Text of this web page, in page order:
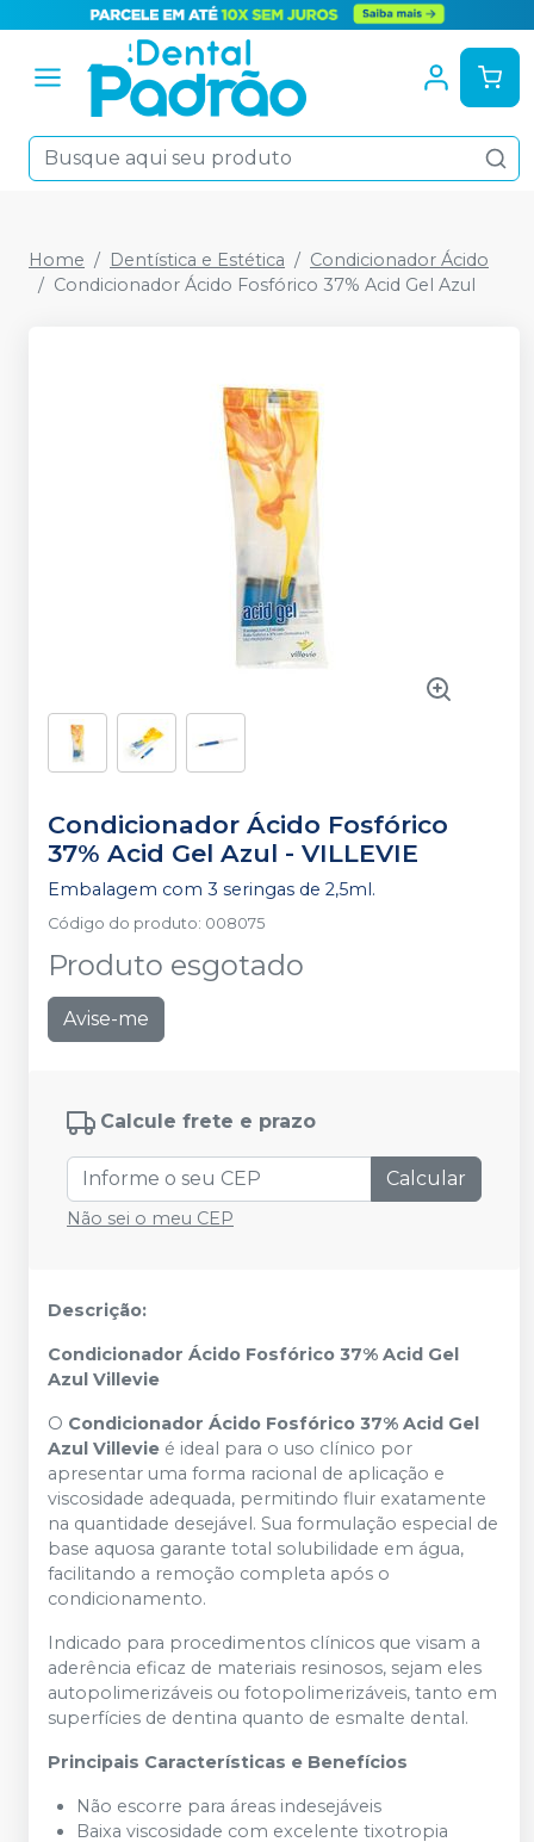
Home Dentística e Estética
Condicionador Ácido
Condicionador Ácido Fosfórico 37% Acid Gel Azul
Condicionador Ácido Fosfórico
37% Acid Gel Azul - VILLEVIE
Embalagem com 3 seringas de 2,5ml.
Código do produto: 008075
Produto esgotado
Avise-me
Calcule frete e prazo
Calcular
Não sei o meu CEP
Descrição:
Condicionador Ácido Fosfórico 37% Acid Gel
Azul Villevie
O Condicionador Ácido Fosfórico 37% Acid Gel
Azul Villevie é ideal para o uso clínico por
apresentar uma forma racional de aplicação e
viscosidade adequada, permitindo fluir exatamente
na quantidade desejável. Sua formulação especial de
base aquosa garante total solubilidade em água,
facilitando a remoção completa após o
condicionamento.
Indicado para procedimentos clínicos que visam a
aderência eficaz de materiais resinosos, sejam eles
autopolimerizáveis ou fotopolimerizáveis, tanto em
superfícies de dentina quanto de esmalte dental.
Principais Características e Benefícios
Não escorre para áreas indesejáveis
Baixa viscosidade com excelente tixotropia